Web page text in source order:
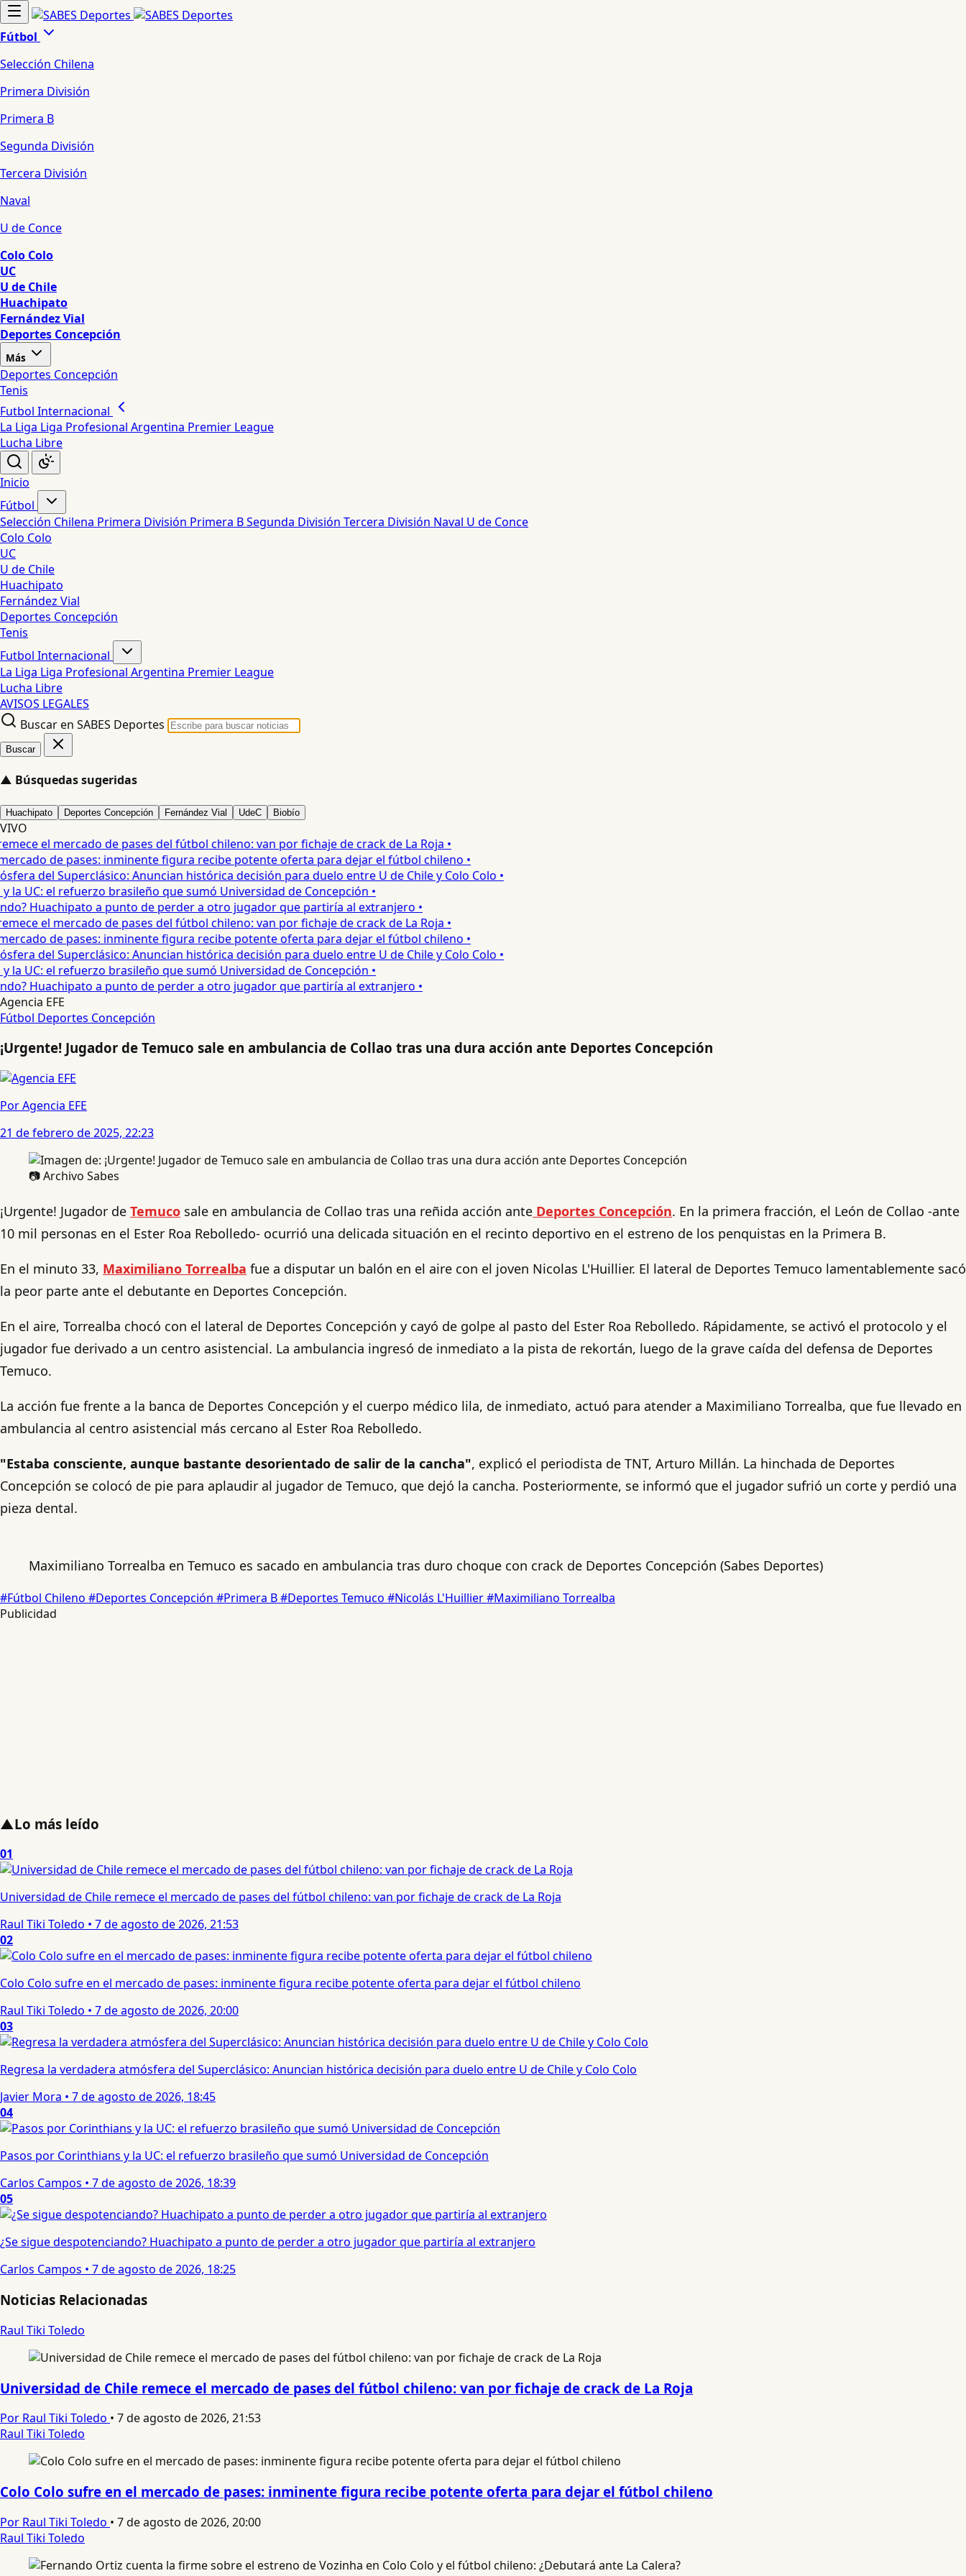
Fútbol
Selección Chilena
Primera División
Primera B
Segunda División
Tercera División
Naval
U de Conce
Colo Colo
UC
U de Chile
Huachipato
Fernández Vial
Deportes Concepción
Más
Deportes Concepción
Tenis
Futbol Internacional
La Liga Liga Profesional Argentina Premier League
Lucha Libre
Inicio
Fútbol
Selección Chilena Primera División Primera BSegunda División Tercera División Naval U de Conce
Colo Colo
UC
U de Chile
Huachipato
Fernández Vial
Deportes Concepción
Tenis
Futbol Internacional
La Liga Liga Profesional Argentina Premier League
Lucha Libre
AVISOS LEGALES
Buscar en SABES Deportes
Buscar
▲ Búsquedas sugeridas
Huachipato Deportes Concepción Fernández Vial UdeC Biobío
VIVO
el mercado de pases del fútbol chileno: van por fichaje de crack de La Roja •
de pases: inminente figura recibe potente oferta para dejar el fútbol chileno •
del Superclásico: Anuncian histórica decisión para duelo entre U de Chile y Colo Colo •
UC: el refuerzo brasileño que sumó Universidad de Concepción •
Huachipato a punto de perder a otro jugador que partiría al extranjero •
el mercado de pases del fútbol chileno: van por fichaje de crack de La Roja •
de pases: inminente figura recibe potente oferta para dejar el fútbol chileno •
del Superclásico: Anuncian histórica decisión para duelo entre U de Chile y Colo Colo •
UC: el refuerzo brasileño que sumó Universidad de Concepción •
Huachipato a punto de perder a otro jugador que partiría al extranjero •
Agencia EFE
Fútbol Deportes Concepción
¡Urgente! Jugador de Temuco sale en ambulancia de Collao tras una dura acción ante Deportes Concepción
Por Agencia EFE
21 de febrero de 2025, 22:23
📷 Archivo Sabes
¡Urgente! Jugador de Temuco sale en ambulancia de Collao tras una reñida acción ante Deportes Concepción. En la primera fracción, el León de Collao -ante
10 mil personas en el Ester Roa Rebolledo- ocurrió una delicada situación en el recinto deportivo en el estreno de los penquistas en la Primera B.
En el minuto 33, Maximiliano Torrealba fue a disputar un balón en el aire con el joven Nicolas L'Huillier. El lateral de Deportes Temuco lamentablemente sacó
la peor parte ante el debutante en Deportes Concepción.
En el aire, Torrealba chocó con el lateral de Deportes Concepción y cayó de golpe al pasto del Ester Roa Rebolledo. Rápidamente, se activó el protocolo y el
jugador fue derivado a un centro asistencial. La ambulancia ingresó de inmediato a la pista de rekortán, luego de la grave caída del defensa de Deportes
Temuco.
La acción fue frente a la banca de Deportes Concepción y el cuerpo médico lila, de inmediato, actuó para atender a Maximiliano Torrealba, que fue llevado en
ambulancia al centro asistencial más cercano al Ester Roa Rebolledo.
"Estaba consciente, aunque bastante desorientado de salir de la cancha", explicó el periodista de TNT, Arturo Millán. La hinchada de Deportes
Concepción se colocó de pie para aplaudir al jugador de Temuco, que dejó la cancha. Posteriormente, se informó que el jugador sufrió un corte y perdió una
pieza dental.
Maximiliano Torrealba en Temuco es sacado en ambulancia tras duro choque con crack de Deportes Concepción (Sabes Deportes)
#Fútbol Chileno #Deportes Concepción #Primera B#Deportes Temuco #Nicolás L'Huillier#Maximiliano Torrealba
Publicidad
▲Lo más leído
01
Universidad de Chile remece el mercado de pases del fútbol chileno: van por fichaje de crack de La Roja
Raul Tiki Toledo • 7 de agosto de 2026, 21:53
02
Colo Colo sufre en el mercado de pases: inminente figura recibe potente oferta para dejar el fútbol chileno
Raul Tiki Toledo • 7 de agosto de 2026, 20:00
03
Regresa la verdadera atmósfera del Superclásico: Anuncian histórica decisión para duelo entre U de Chile y Colo Colo
Javier Mora • 7 de agosto de 2026, 18:45
04
Pasos por Corinthians y la UC: el refuerzo brasileño que sumó Universidad de Concepción
Carlos Campos • 7 de agosto de 2026, 18:39
05
¿Se sigue despotenciando? Huachipato a punto de perder a otro jugador que partiría al extranjero
Carlos Campos • 7 de agosto de 2026, 18:25
Noticias Relacionadas
Raul Tiki Toledo
Universidad de Chile remece el mercado de pases del fútbol chileno: van por fichaje de crack de La Roja
Por Raul Tiki Toledo • 7 de agosto de 2026, 21:53
Raul Tiki Toledo
Colo Colo sufre en el mercado de pases: inminente figura recibe potente oferta para dejar el fútbol chileno
Por Raul Tiki Toledo • 7 de agosto de 2026, 20:00
Raul Tiki Toledo